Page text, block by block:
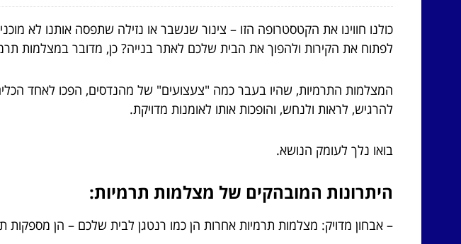
כולנו חווינו את הקטסטרופה הזו – צינור שנשבר או נזילה שתפסה אותנו לא
לפתוח את הקירות ולהפוך את הבית שלכם לאתר בנייה? כן, מדובר במצלמות
המצלמות התרמיות, שהיו בעבר כמה "צעצועים" של מהנדסים, הפכו לאחד
להרגיש, לראות ולנחש, והופכות אותו לאומנות מדויקת.
בואו נלך לעומק הנושא.
היתרונות המובהקים של מצלמות תרמיות:
– אבחון מדויק: מצלמות תרמיות אחרות הן כמו רנטגן לבית שלכם – הן מספקות